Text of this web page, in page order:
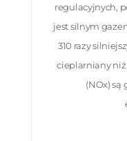
regulacyjnych,
jest silnym
310 razy
cieplarniany
(NOx)